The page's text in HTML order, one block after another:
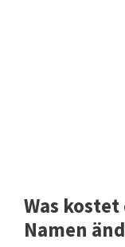
Was
Namen